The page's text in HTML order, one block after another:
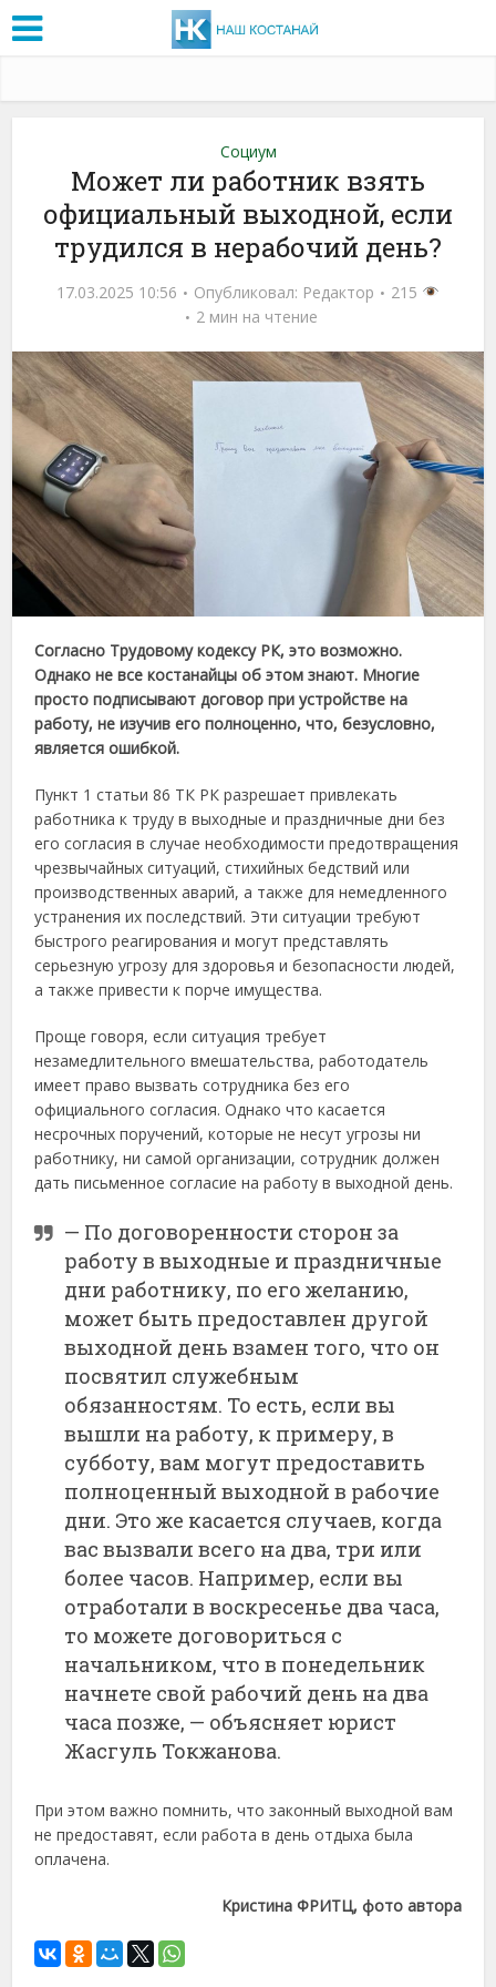
Социум
Может ли работник взять
официальный выходной, если
трудился в нерабочий день?
17.03.2025 10:56 Опубликовал: Редактор
215
2 мин на чтение
Согласно Трудовому кодексу РК, это возможно.
Однако не все костанайцы об этом знают. Многие
просто подписывают договор при устройстве на
работу, не изучив его полноценно, что, безусловно,
является ошибкой.
Пункт 1 статьи 86 ТК РК разрешает привлекать
работника к труду в выходные и праздничные дни без
его согласия в случае необходимости предотвращения
чрезвычайных ситуаций, стихийных бедствий или
производственных аварий, а также для немедленного
устранения их последствий. Эти ситуации требуют
быстрого реагирования и могут представлять
серьезную угрозу для здоровья и безопасности людей,
а также привести к порче имущества.
Проще говоря, если ситуация требует
незамедлительного вмешательства, работодатель
имеет право вызвать сотрудника без его
официального согласия. Однако что касается
несрочных поручений, которые не несут угрозы ни
работнику, ни самой организации, сотрудник должен
дать письменное согласие на работу в выходной день.
— По договоренности сторон за
работу в выходные и праздничные
дни работнику, по его желанию,
может быть предоставлен другой
выходной день взамен того, что он
посвятил служебным
обязанностям. То есть, если вы
вышли на работу, к примеру, в
субботу, вам могут предоставить
полноценный выходной в рабочие
дни. Это же касается случаев, когда
вас вызвали всего на два, три или
более часов. Например, если вы
отработали в воскресенье два часа,
то можете договориться с
начальником, что в понедельник
начнете свой рабочий день на два
часа позже, — объясняет юрист
Жасгуль Токжанова.
При этом важно помнить, что законный выходной вам
не предоставят, если работа в день отдыха была
оплачена.
Кристина ФРИТЦ, фото автора